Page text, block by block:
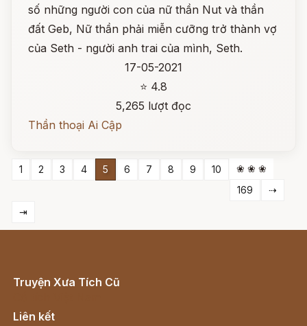
số những người con của nữ thần Nut và thần
đất Geb, Nữ thần phải miễn cưỡng trở thành vợ
của Seth - người anh trai của mình, Seth.
17-05-2021
⭐ 4.8
5,265 lượt đọc
Thần thoại Ai Cập
1 2 3 4 5 6 7 8 9 10
❀ ❀ ❀
169
⇢
⇥
Truyện Xưa Tích Cũ
Liên kết